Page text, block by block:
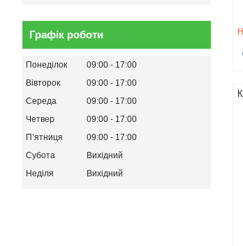
Графік роботи
Понеділок 09:00
17:00
Вівторок
09:00
17:00
Середа
09:00
17:00
Четвер
09:00
17:00
Пʼятниця
09:00
17:00
Субота
Вихідний
Неділя
Вихідний